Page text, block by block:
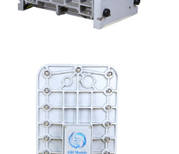
GE EDI模块维修